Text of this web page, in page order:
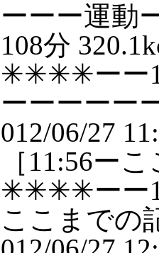
ーーー運動
108分
✳✳✳✳ーー
ーーーーー
012/06/27
［11:56ー
✳✳✳✳ーー
ここまでの